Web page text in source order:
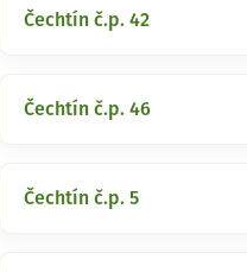
Čechtín č.p. 42
Čechtín č.p. 46
Čechtín č.p. 5